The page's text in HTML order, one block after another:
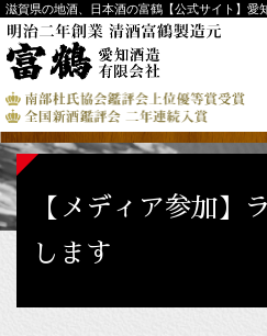
滋賀県の地酒、日本酒の富鶴【公式サイト】愛
【メディア参加】
します